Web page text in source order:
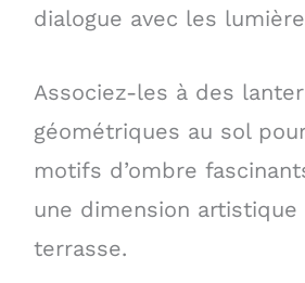
dialogue avec les
Associez-les à des
géométriques au sol
motifs d’ombre
une dimension artistique
terrasse.